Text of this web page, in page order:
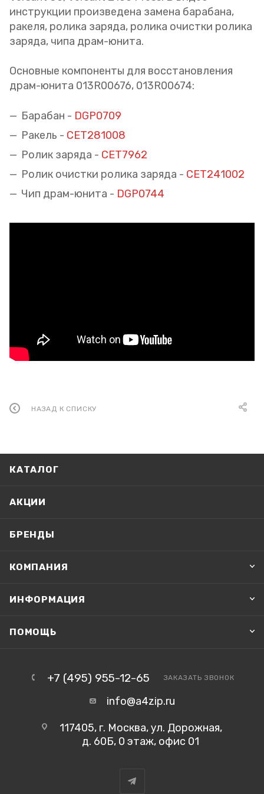
инструкции произведена замена барабана,
ракеля, ролика заряда, ролика очистки ролика
заряда, чипа драм-юнита.
Основные компоненты для восстановления
драм-юнита 013R00676, 013R00674:
Барабан - DGP0709
Ракель - CET281008
Ролик заряда - CET7962
Ролик очистки ролика заряда - CET241002
Чип драм-юнита - DGP0744
НАЗАД К СПИСКУ
КАТАЛОГ
АКЦИИ
БРЕНДЫ
КОМПАНИЯ
ИНФОРМАЦИЯ
ПОМОЩЬ
+7 (495) 955-12-65 ЗАКАЗАТЬ ЗВОНОК
info@a4zip.ru
117405, г. Москва, ул. Дорожная,
д. 60Б, 0 этаж, офис 01